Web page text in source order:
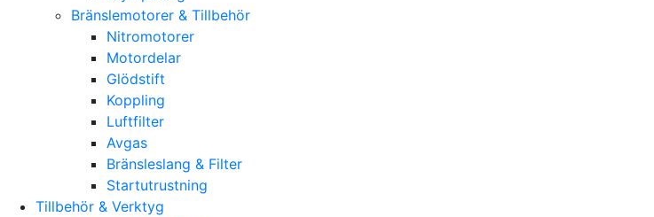
Bränslemotorer & Tillbehör
Nitromotorer
Motordelar
Glödstift
Koppling
Luftfilter
Avgas
Bränsleslang & Filter
Startutrustning
Tillbehör & Verktyg